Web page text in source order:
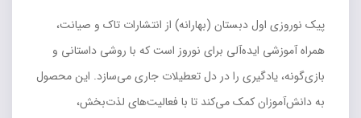
پیک نوروزی اول دبستان (بهارانه) از انتشارات تاک و صیانت،
همراه آموزشی ایده‌آلی برای نوروز است که با روشی داستانی و
بازی‌گونه، یادگیری را در دل تعطیلات جاری می‌سازد. این محصول
به دانش‌آموزان کمک می‌کند تا با فعالیت‌های لذت‌بخش،